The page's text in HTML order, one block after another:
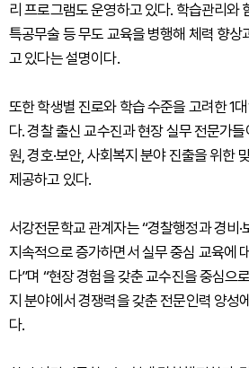
리 프로그램도 운영하고 있다. 학습관리와
특공무술 등 무도 교육을 병행해 체력 향상
고 있다는 설명이다.
또한 학생별 진로와 학습 수준을 고려한 1
다. 경찰 출신 교수진과 현장 실무 전문가
원, 경호·보안, 사회복지 분야 진출을 위한
제공하고 있다.
서강전문학교 관계자는 “경찰행정과 경비
지속적으로 증가하면서 실무 중심 교육에
다”며 “현장 경험을 갖춘 교수진을 중심으
지 분야에서 경쟁력을 갖춘 전문인력 양성
다.